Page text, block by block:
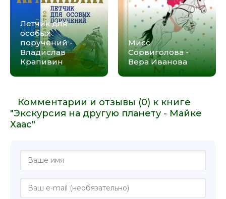
Летчик для
особых
поручений -
Владислав
Крапивин
Мисс
Сорвиголова -
Вера Иванова
Комментарии и отзывы (0) к книге
"Экскурсия на другую планету - Майке
Хаас"